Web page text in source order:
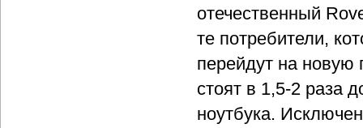
отечественный
те потребители,
перейдут на новую
стоят в 1,5-2 раза
ноутбука.